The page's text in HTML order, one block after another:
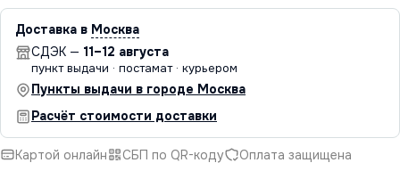
Доставка в Москва
СДЭК — 11–12 августа
пункт выдачи · постамат · курьером
Пункты выдачи в городе Москва
Расчёт стоимости доставки
Картой онлайн СБП по QR-коду Оплата защищена